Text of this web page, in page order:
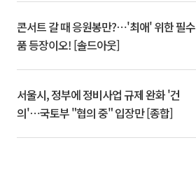
콘서트 갈 때 응원봉만?⋯'최애' 위한 필수
품 등장이오! [솔드아웃]
서울시, 정부에 정비사업 규제 완화 '건
의'⋯국토부 "협의 중" 입장만 [종합]